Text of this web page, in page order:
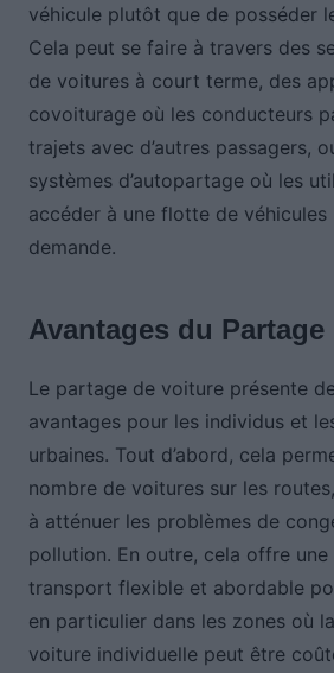
véhicule plutôt que de posséder
Cela peut se faire à travers des
de voitures à court terme, des
covoiturage où les conducteurs
trajets avec d’autres passagers,
systèmes d’autopartage où les
accéder à une flotte de véhicules
demande.
Avantages du
Le partage de voiture présente
avantages pour les individus et
urbaines. Tout d’abord, cela
nombre de voitures sur les
à atténuer les problèmes de
pollution. En outre, cela offre
transport flexible et abordable
en particulier dans les zones où
voiture individuelle peut être